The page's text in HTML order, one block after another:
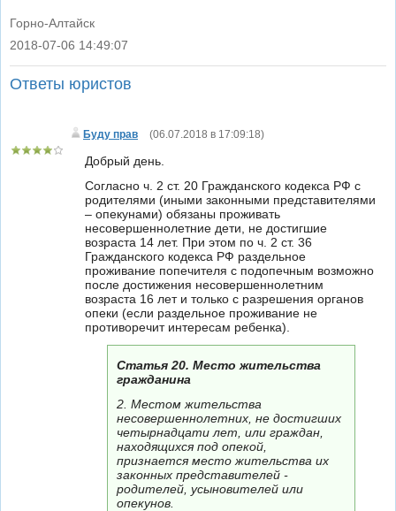
Горно-Алтайск
|
2018-07-06 14:49:07
Ответы юристов
Буду прав (06.07.2018 в 17:09:18)
Добрый день.
Согласно ч. 2 ст. 20 Гражданского кодекса РФ с
родителями (иными законными представителями
– опекунами) обязаны проживать
несовершеннолетние дети, не достигшие
возраста 14 лет. При этом по ч. 2 ст. 36
Гражданского кодекса РФ раздельное
проживание попечителя с подопечным возможно
после достижения несовершеннолетним
возраста 16 лет и только с разрешения органов
опеки (если раздельное проживание не
противоречит интересам ребенка).
Статья 20. Место жительства
гражданина
2. Местом жительства
несовершеннолетних, не достигших
четырнадцати лет, или граждан,
находящихся под опекой,
признается место жительства их
законных представителей -
родителей, усыновителей или
опекунов.